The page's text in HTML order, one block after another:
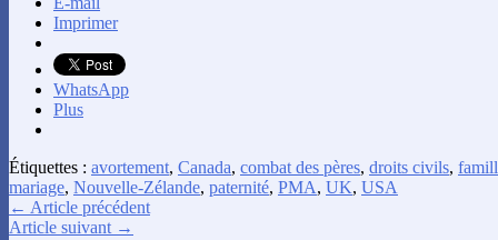
Imprimer
WhatsApp
Plus
Étiquettes : avortement, Canada, combat des pères, droits civils,
mariage, Nouvelle-Zélande, paternité, PMA, UK, USA
← Article précédent
Article suivant →